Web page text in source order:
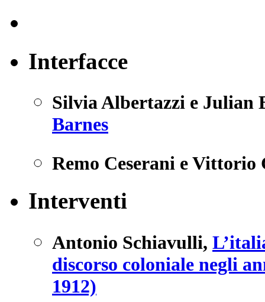
Interfacce
Silvia Albertazzi e Julian
Barnes
Remo Ceserani e Vittorio
Interventi
Antonio Schiavulli,
discorso coloniale negli
1912)